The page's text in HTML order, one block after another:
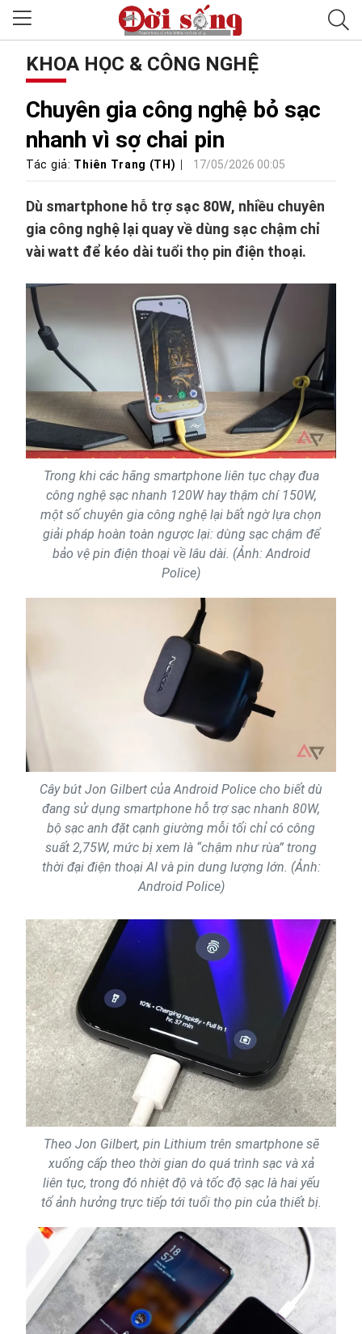
KHOA HỌC & CÔNG NGHỆ
Chuyên gia công nghệ bỏ sạc
nhanh vì sợ chai pin
Tác giả: Thiên Trang (TH) 17/05/2026 00:05
Dù smartphone hỗ trợ sạc 80W, nhiều chuyên
gia công nghệ lại quay về dùng sạc chậm chỉ
vài watt để kéo dài tuổi thọ pin điện thoại.
Trong khi các hãng smartphone liên tục chạy đua
công nghệ sạc nhanh 120W hay thậm chí 150W,
một số chuyên gia công nghệ lại bất ngờ lựa chọn
giải pháp hoàn toàn ngược lại: dùng sạc chậm để
bảo vệ pin điện thoại về lâu dài. (Ảnh: Android
Police)
Cây bút Jon Gilbert của Android Police cho biết dù
đang sử dụng smartphone hỗ trợ sạc nhanh 80W,
bộ sạc anh đặt cạnh giường mỗi tối chỉ có công
suất 2,75W, mức bị xem là “chậm như rùa” trong
thời đại điện thoại AI và pin dung lượng lớn. (Ảnh:
Android Police)
Theo Jon Gilbert, pin Lithium trên smartphone sẽ
xuống cấp theo thời gian do quá trình sạc và xả
liên tục, trong đó nhiệt độ và tốc độ sạc là hai yếu
tố ảnh hưởng trực tiếp tới tuổi thọ pin của thiết bị.